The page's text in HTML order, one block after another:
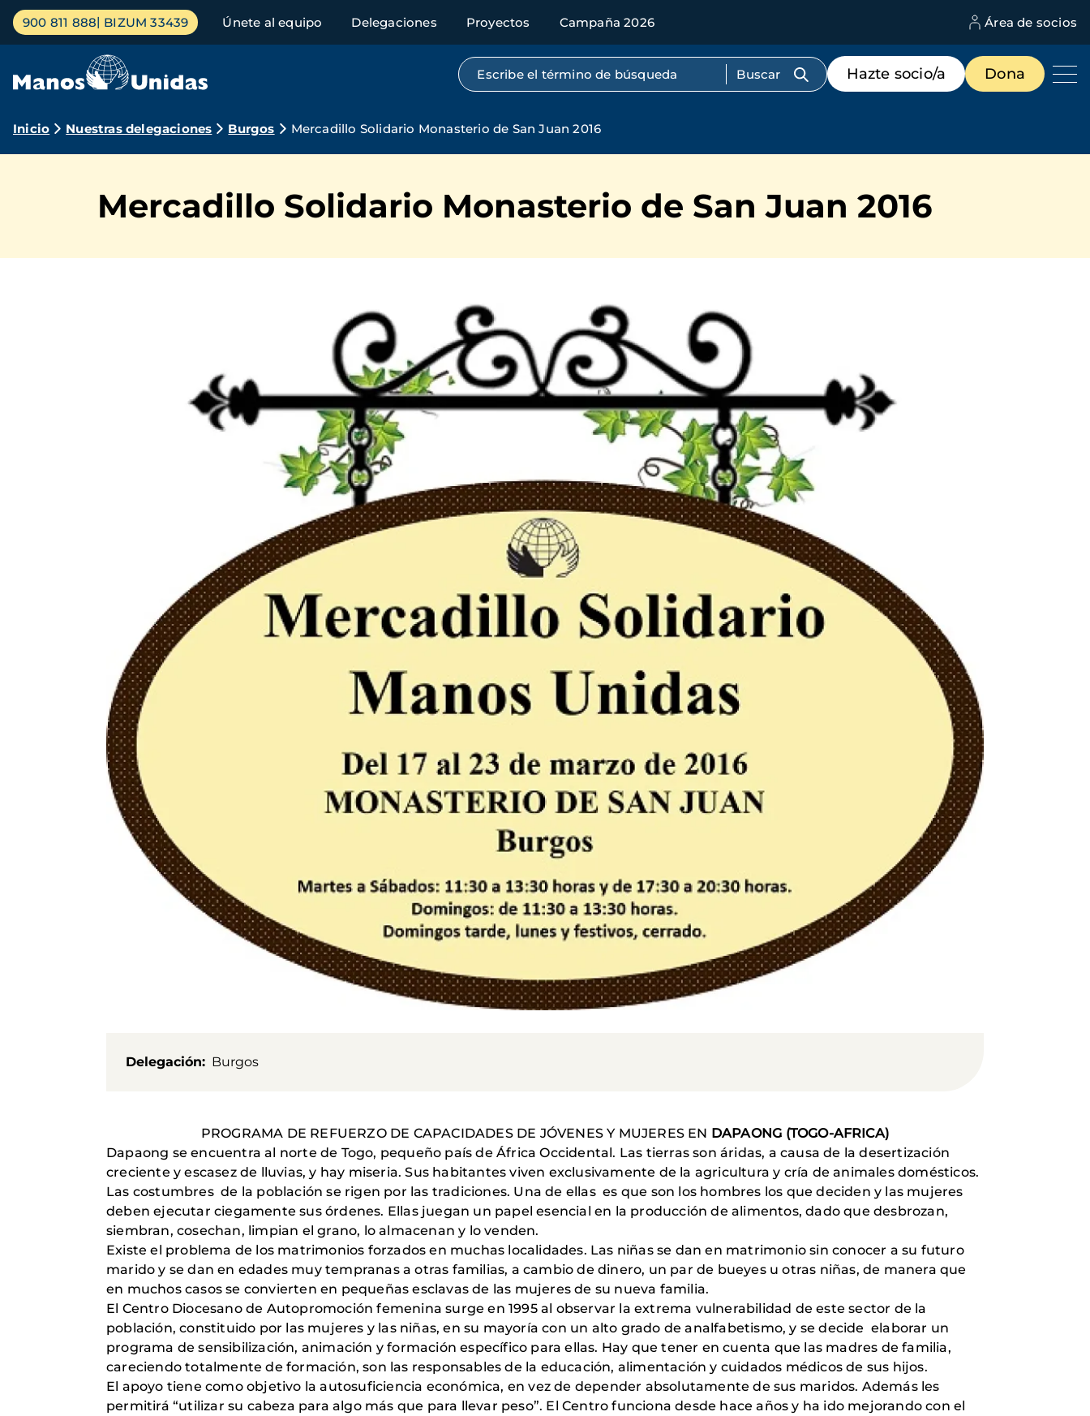
Pasar
contenido
Menú
principal
900 811 888 BIZUM 33439 Únete al equipo Delegaciones Proyectos Campaña 2026 Área de socios
Búsqueda por texto completo
Menú
de
destacados
Hazte socio/a Dona
Ruta
navegación
Inicio Nuestras delegaciones Burgos Mercadillo Solidario Monasterio de San Juan 2016
Mercadillo Solidario Monasterio de San Juan 2016
Delegación Burgos
PROGRAMA DE REFUERZO DE CAPACIDADES DE JÓVENES Y MUJERES EN DAPAONG (TOGO-AFRICA)
Dapaong se encuentra al norte de Togo, pequeño país de África Occidental. Las tierras son áridas, a causa de la desertización
creciente y escasez de lluvias, y hay miseria. Sus habitantes viven exclusivamente de la agricultura y cría de animales domésticos.
Las costumbres de la población se rigen por las tradiciones. Una de ellas es que son los hombres los que deciden y las mujeres
deben ejecutar ciegamente sus órdenes. Ellas juegan un papel esencial en la producción de alimentos, dado que desbrozan,
siembran, cosechan, limpian el grano, lo almacenan y lo venden.
Existe el problema de los matrimonios forzados en muchas localidades. Las niñas se dan en matrimonio sin conocer a su futuro
marido y se dan en edades muy tempranas a otras familias, a cambio de dinero, un par de bueyes u otras niñas, de manera que
en muchos casos se convierten en pequeñas esclavas de las mujeres de su nueva familia.
El Centro Diocesano de Autopromoción femenina surge en 1995 al observar la extrema vulnerabilidad de este sector de la
población, constituido por las mujeres y las niñas, en su mayoría con un alto grado de analfabetismo, y se decide elaborar un
programa de sensibilización, animación y formación específico para ellas. Hay que tener en cuenta que las madres de familia,
careciendo totalmente de formación, son las responsables de la educación, alimentación y cuidados médicos de sus hijos.
El apoyo tiene como objetivo la autosuficiencia económica, en vez de depender absolutamente de sus maridos. Además les
permitirá “utilizar su cabeza para algo más que para llevar peso”. El Centro funciona desde hace años y ha ido mejorando con el